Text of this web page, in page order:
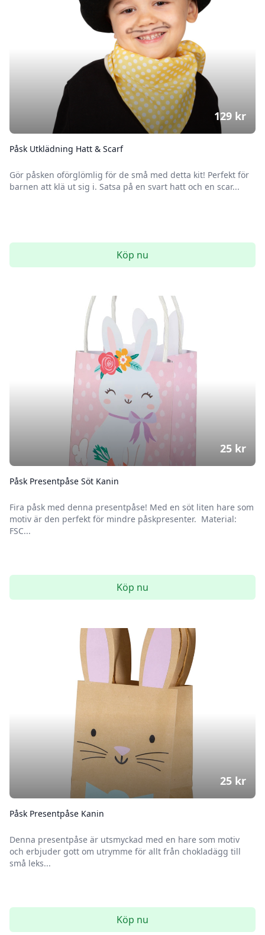
Påsk Utklädning Hatt & Scarf
Gör påsken oförglömlig för de små med detta kit! Perfekt för
barnen att klä ut sig i. Satsa på en svart hatt och en scar...
129 kr
Köp nu
Påsk Presentpåse Söt Kanin
Fira påsk med denna presentpåse! Med en söt liten hare som
motiv är den perfekt för mindre påskpresenter. Material:
FSC...
25 kr
Köp nu
Påsk Presentpåse Kanin
Denna presentpåse är utsmyckad med en hare som motiv
och erbjuder gott om utrymme för allt från chokladägg till
små leks...
25 kr
Köp nu